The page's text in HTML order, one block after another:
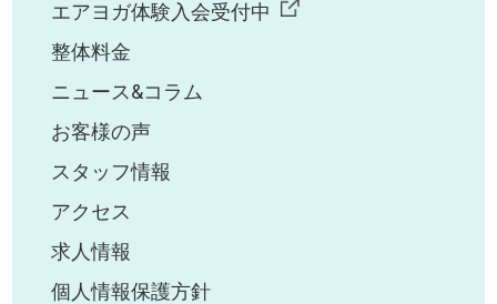
エアヨガ体験入会受付中
整体料金
ニュース&コラム
お客様の声
スタッフ情報
アクセス
求人情報
個人情報保護方針